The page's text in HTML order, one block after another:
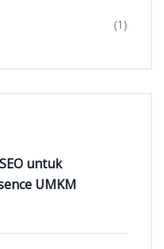
(1)
untuk
UMKM